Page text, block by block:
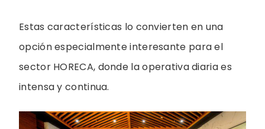
Estas características lo convierten en una
opción especialmente interesante para el
sector HORECA, donde la operativa diaria es
intensa y continua.